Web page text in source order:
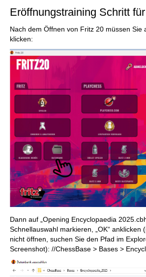
Eröffnungstraining Schritt
Nach dem Öffnen von Fritz 20 müssen Sie
klicken:
Dann auf „Opening Encyclopaedia
Schnellauswahl markieren, „OK“ anklicken
nicht öffnen, suchen Sie den Pfad im
Screenshot): //ChessBase > Bases >